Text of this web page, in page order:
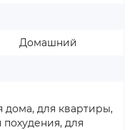
Домашний
дома, для квартиры,
похудения, для